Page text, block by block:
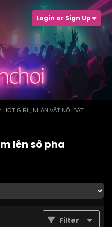
Login or Sign Up
HOT GIRL, NHÂN VẬT NỔI BẬT
lên sô pha
Filter